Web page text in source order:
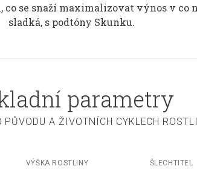
se snaží maximalizovat výnos v co
sladká, s podtóny Skunku.
parametry
PŮVODU A ŽIVOTNÍCH CYKLECH
VÝŠKA ROSTLINY ŠLECHTITEL